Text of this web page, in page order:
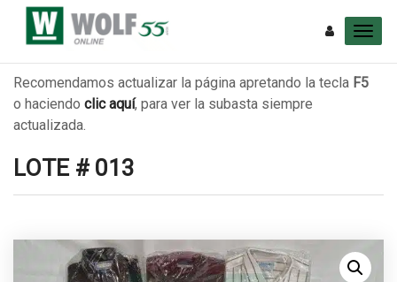
Recomendamos actualizar la página apretando la tecla F5
o haciendo clic aquí, para ver la subasta siempre
actualizada.
LOTE # 013